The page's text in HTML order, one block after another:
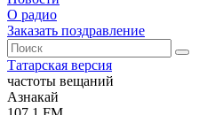
О радио
Заказать поздравление
Татарская версия
частоты вещаний
Азнакай